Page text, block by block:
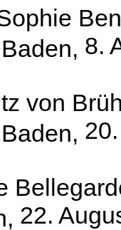
8.
von
22.